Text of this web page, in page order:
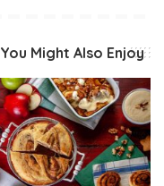
You Might Also Enjoy